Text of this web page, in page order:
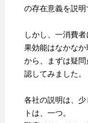
の存在意義を説明
しかし、一消費
果効能はなかな
から、まずは疑
認してみました。
各社の説明は、
トは、一つ。